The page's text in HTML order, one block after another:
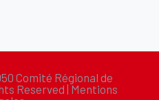
Comité Régional de
Reserved |Mentions